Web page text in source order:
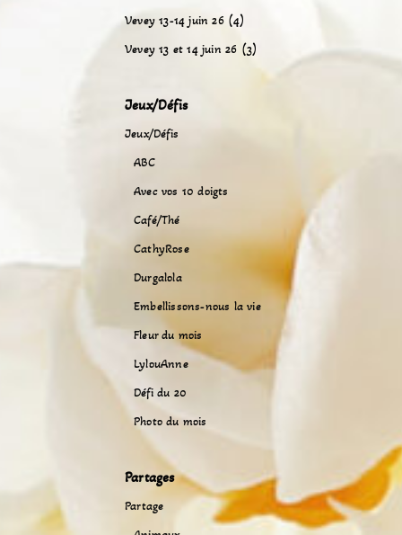
Vevey 13-14 juin 26 (4)
Vevey 13 et 14 juin 26 (3)
Jeux/Défis
Jeux/Défis
ABC
Avec vos 10 doigts
Café/Thé
CathyRose
Durgalola
Embellissons-nous la vie
Fleur du mois
LylouAnne
Défi du 20
Photo du mois
Partages
Partage